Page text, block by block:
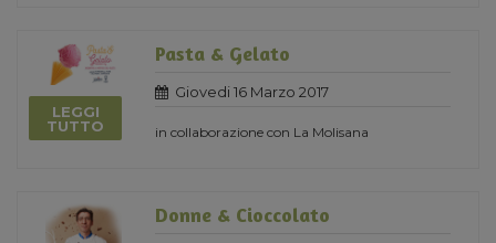
LEGGI
TUTTO
Pasta & Gelato
Giovedi 16 Marzo 2017
in collaborazione con La Molisana
Donne & Cioccolato